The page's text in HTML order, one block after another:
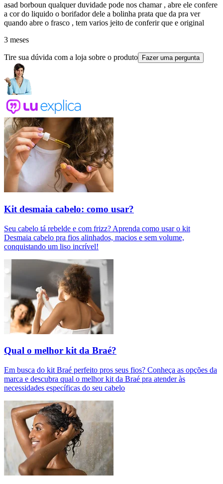
asad borboun qualquer duvidade pode nos chamar , abre ele confere
a cor do liquido o borifador dele a bolinha prata que da pra ver
quando abre o frasco , tem varios jeito de conferir que e original
3 meses
Tire sua dúvida com a loja sobre o produto Fazer uma pergunta
Kit desmaia cabelo: como usar?
Seu cabelo tá rebelde e com frizz? Aprenda como usar o kit
Desmaia cabelo pra fios alinhados, macios e sem volume,
conquistando um liso incrível!
Qual o melhor kit da Braé?
Em busca do kit Braé perfeito pros seus fios? Conheça as opções da
marca e descubra qual o melhor kit da Braé pra atender às
necessidades específicas do seu cabelo